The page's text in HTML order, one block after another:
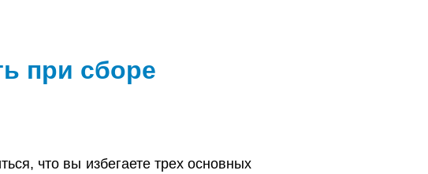
при сборе
что вы избегаете трех основных